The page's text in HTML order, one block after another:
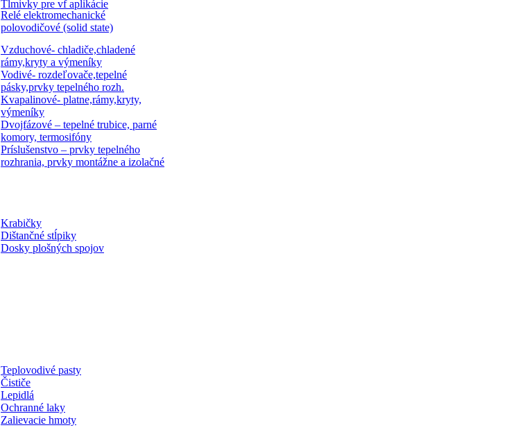
Tlmivky pre vf aplikácie
Relé elektromechanické
polovodičové (solid state)
Vzduchové- chladiče,chladené
rámy,kryty a výmeníky
Vodivé- rozdeľovače,tepelné
pásky,prvky tepelného rozh.
Kvapalinové- platne,rámy,kryty,
výmeníky
Dvojfázové – tepelné trubice, parné
komory, termosifóny
Príslušenstvo – prvky tepelného
rozhrania, prvky montážne a izolačné
Krabičky
Dištančné stĺpiky
Dosky plošných spojov
Teplovodivé pasty
Čističe
Lepidlá
Ochranné laky
Zalievacie hmoty